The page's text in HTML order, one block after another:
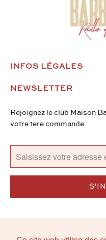
INFOS LÉGALES
NEWSLETTER
Rejoignez le club Maison
votre 1ere commande